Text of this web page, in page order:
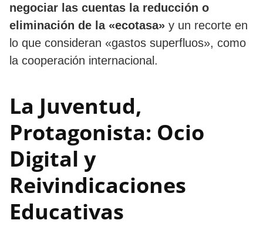
negociar las cuentas la reducción o
eliminación de la «ecotasa» y un recorte en
lo que consideran «gastos superfluos», como
la cooperación internacional.
La Juventud,
Protagonista: Ocio
Digital y
Reivindicaciones
Educativas